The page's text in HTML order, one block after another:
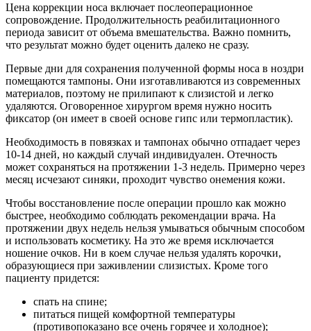
Цена коррекции носа включает послеоперационное
сопровождение. Продолжительность реабилитационного
периода зависит от объема вмешательства. Важно помнить,
что результат можно будет оценить далеко не сразу.
Первые дни для сохранения полученной формы носа в ноздри
помещаются тампоны. Они изготавливаются из современных
материалов, поэтому не прилипают к слизистой и легко
удаляются. Оговоренное хирургом время нужно носить
фиксатор (он имеет в своей основе гипс или термопластик).
Необходимость в повязках и тампонах обычно отпадает через
10-14 дней, но каждый случай индивидуален. Отечность
может сохраняться на протяжении 1-3 недель. Примерно через
месяц исчезают синяки, проходит чувство онемения кожи.
Чтобы восстановление после операции прошло как можно
быстрее, необходимо соблюдать рекомендации врача. На
протяжении двух недель нельзя умываться обычным способом
и использовать косметику. На это же время исключается
ношение очков. Ни в коем случае нельзя удалять корочки,
образующиеся при заживлении слизистых. Кроме того
пациенту придется:
спать на спине;
питаться пищей комфортной температуры
(противопоказано все очень горячее и холодное);